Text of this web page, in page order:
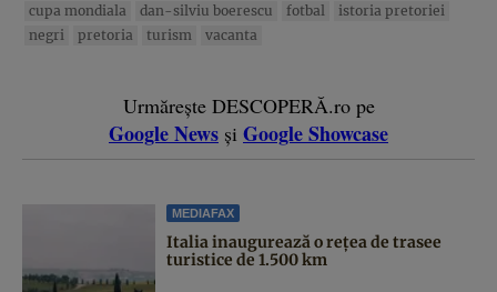
cupa mondiala
dan-silviu boerescu fotbal
istoria pretoriei
negri
pretoria turism vacanta
Urmărește DESCOPERĂ.ro pe
Google News și Google Showcase
MEDIAFAX
Italia inaugurează o rețea de trasee
turistice de 1.500 km